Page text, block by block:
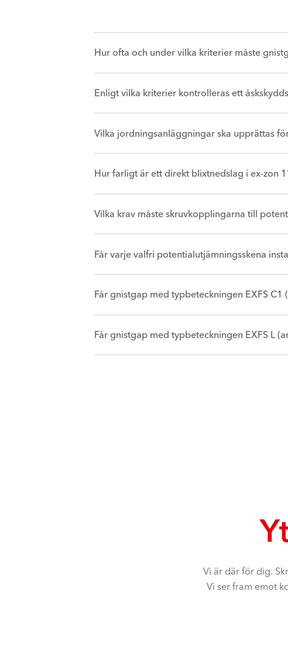
Hur ofta och under vilka kriterier måste
Enligt vilka kriterier kontrolleras ett
Vilka jordningsanläggningar ska upprättas
Hur farligt är ett direkt blixtnedslag i ex-zon
Vilka krav måste skruvkopplingarna till
Får varje valfri potentialutjämningsskena
Får gnistgap med typbeteckningen EXFS
Får gnistgap med typbeteckningen EXFS L
Vi är där för dig.
Vi ser fram emot